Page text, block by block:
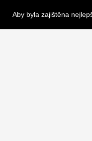
Aby byla zajištěna